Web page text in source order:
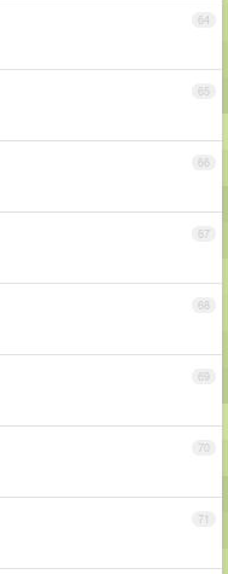
64
65
66
67
68
69
70
71